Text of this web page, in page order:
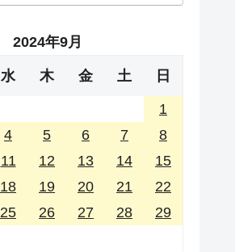
2024年9月
水 木 金 土 日
1
4 5 6 7
8
11 12 13 14
15
18 19 20 21
22
25 26 27 28
29